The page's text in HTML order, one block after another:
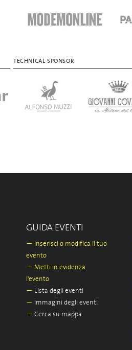
TECHNICAL SPONSOR
GUIDA EVENTI
— Inserisci o modifica il tuo
evento
— Metti in evidenza
l'evento
— Lista degli eventi
— Immagini degli eventi
— Cerca su mappa